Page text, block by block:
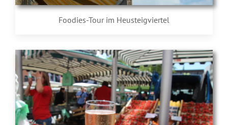
Foodies-Tour im Heusteigviertel